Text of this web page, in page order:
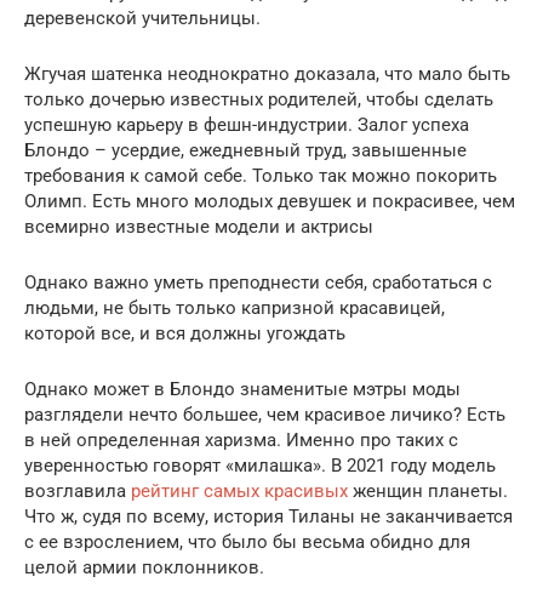
деревенской учительницы.
Жгучая шатенка неоднократно доказала, что мало быть
только дочерью известных родителей, чтобы сделать
успешную карьеру в фешн-индустрии. Залог успеха
Блондо – усердие, ежедневный труд, завышенные
требования к самой себе. Только так можно покорить
Олимп. Есть много молодых девушек и покрасивее, чем
всемирно известные модели и актрисы
Однако важно уметь преподнести себя, сработаться с
людьми, не быть только капризной красавицей,
которой все, и вся должны угождать
Однако может в Блондо знаменитые мэтры моды
разглядели нечто большее, чем красивое личико? Есть
в ней определенная харизма. Именно про таких с
уверенностью говорят «милашка». В 2021 году модель
возглавила рейтинг самых красивых женщин планеты.
Что ж, судя по всему, история Тиланы не заканчивается
с ее взрослением, что было бы весьма обидно для
целой армии поклонников.